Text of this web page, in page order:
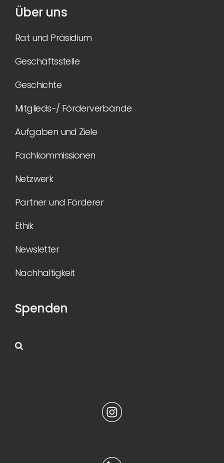
Über uns
Rat und Präsidium
Geschäftsstelle
Geschichte
Mitglieds-/ Förderverbände
Aufgaben und Ziele
Fachkommissionen
Netzwerk
Partner und Förderer
Ethik
Newsletter
Nachhaltigkeit
Spenden